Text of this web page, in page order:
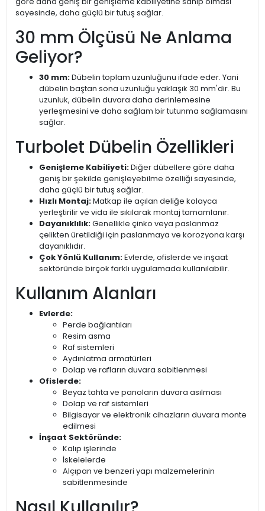
sayesinde, daha güçlü bir tutuş sağlar.
30 mm Ölçüsü Ne Anlama
Geliyor?
30 mm:Dübelin toplam uzunluğunu ifade eder. Yani
dübelin baştan sona uzunluğu yaklaşık 30 mm'dir. Bu
uzunluk, dübelin duvara daha derinlemesine
yerleşmesini ve daha sağlam bir tutunma sağlamasını
sağlar.
Turbolet Dübelin Özellikleri
Genişleme Kabiliyeti:Diğer dübellere göre daha
geniş bir şekilde genişleyebilme özelliği sayesinde,
daha güçlü bir tutuş sağlar.
Hızlı Montaj:Matkap ile açılan deliğe kolayca
yerleştirilir ve vida ile sıkılarak montaj tamamlanır.
Dayanıklılık:Genellikle çinko veya paslanmaz
çelikten üretildiği için paslanmaya ve korozyona karşı
dayanıklıdır.
Çok Yönlü Kullanım:Evlerde, ofislerde ve inşaat
sektöründe birçok farklı uygulamada kullanılabilir.
Kullanım Alanları
Evlerde:
Perde bağlantıları
Resim asma
Raf sistemleri
Aydınlatma armatürleri
Dolap ve rafların duvara sabitlenmesi
Ofislerde:
Beyaz tahta ve panoların duvara asılması
Dolap ve raf sistemleri
Bilgisayar ve elektronik cihazların duvara monte
edilmesi
İnşaat Sektöründe:
Kalıp işlerinde
İskelelerde
Alçıpan ve benzeri yapı malzemelerinin
sabitlenmesinde